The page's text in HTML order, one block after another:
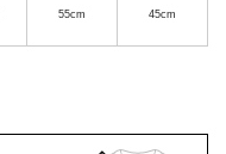
55cm 45cm